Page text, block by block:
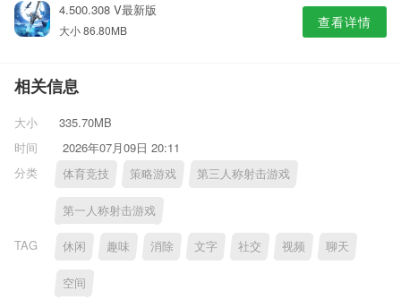
4.500.308 V最新版
大小 86.80MB 查看详情
相关信息
大小
335.70MB
时间
2026年07月09日 20:11
分类
体育竞技 策略游戏 第三人称射击游戏
第一人称射击游戏
TAG 休闲 趣味 消除 文字 社交 视频 聊天
空间